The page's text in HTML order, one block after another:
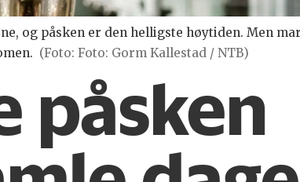
og påsken er den helligste høytiden. Men
(Foto: Foto: Gorm Kallestad / NTB)
påsken